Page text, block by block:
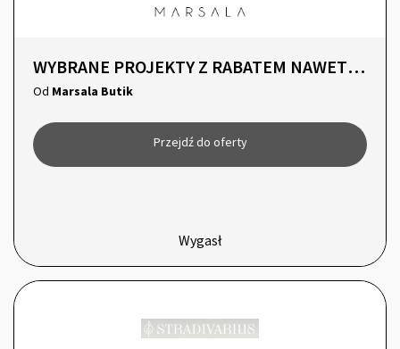
WYBRANE PROJEKTY Z RABATEM NAWET -60%
Od Marsala Butik
Przejdź do oferty
Wygasł